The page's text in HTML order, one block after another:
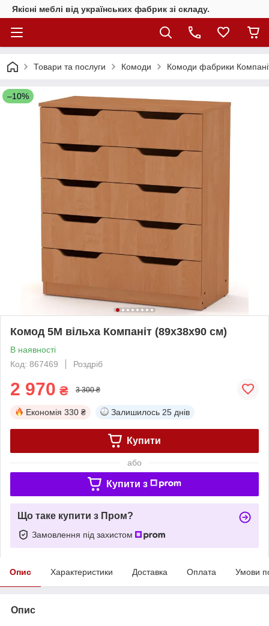
Якісні меблі від українських фабрик зі складу.
Товари та послуги Комоди Комоди фабрики
–10%
Комод 5М вільха Компаніт (89х38х90 см)
В наявності
Код: 867469
Роздріб
2 970 ₴ 3 300 ₴
Економія 330 ₴ Залишилось 25 днів
Купити
або
Купити з
Що таке купити з Пром?
Замовлення під захистом
Опис Характеристики Доставка Оплата Умови
Опис